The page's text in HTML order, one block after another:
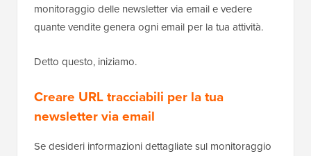
monitoraggio delle newsletter via email e vedere
quante vendite genera ogni email per la tua attività.
Detto questo, iniziamo.
Creare URL tracciabili per la tua
newsletter via email
Se desideri informazioni dettagliate sul monitoraggio